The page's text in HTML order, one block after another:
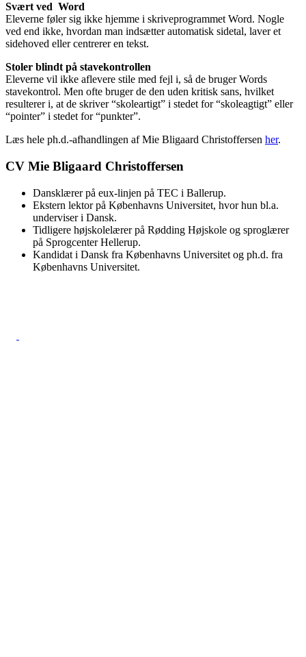
Svært ved Word
Eleverne føler sig ikke hjemme i skriveprogrammet Word. Nogle
ved end ikke, hvordan man indsætter automatisk sidetal, laver et
sidehoved eller centrerer en tekst.
Stoler blindt på stavekontrollen
Eleverne vil ikke aflevere stile med fejl i, så de bruger Words
stavekontrol. Men ofte bruger de den uden kritisk sans, hvilket
resulterer i, at de skriver “skoleartigt” i stedet for “skoleagtigt” eller
“pointer” i stedet for “punkter”.
Læs hele ph.d.-afhandlingen af Mie Bligaard Christoffersen her.
CV Mie Bligaard Christoffersen
Dansklærer på eux-linjen på TEC i Ballerup.
Ekstern lektor på Københavns Universitet, hvor hun bl.a.
underviser i Dansk.
Tidligere højskolelærer på Rødding Højskole og sproglærer
på Sprogcenter Hellerup.
Kandidat i Dansk fra Københavns Universitet og ph.d. fra
Københavns Universitet.